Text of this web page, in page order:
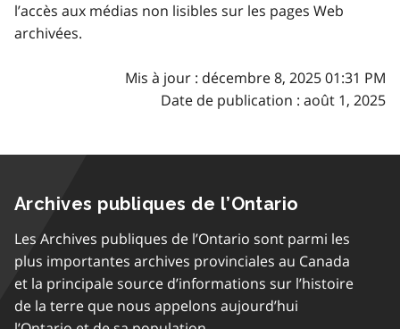
l’accès aux médias non lisibles sur les pages Web
archivées.
Mis à jour : décembre 8, 2025 01:31 PM
Date de publication : août 1, 2025
Archives publiques de l’Ontario
Les Archives publiques de l’Ontario sont parmi les
plus importantes archives provinciales au Canada
et la principale source d’informations sur l’histoire
de la terre que nous appelons aujourd’hui